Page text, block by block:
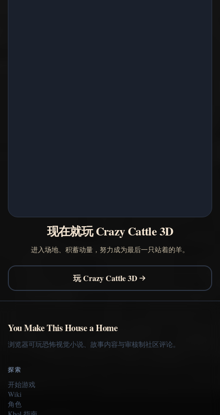
现在就玩 Crazy Cattle 3D
进入场地、积蓄动量，努力成为最后一只站着的羊。
玩 Crazy Cattle 3D
You Make This House a Home
浏览器可玩恐怖视觉小说、故事内容与审核制社区评论。
探索
开始游戏
Wiki
角色